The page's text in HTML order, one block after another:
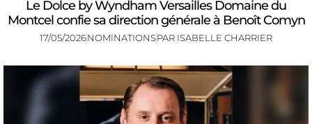
Le Dolce by Wyndham Versailles Domaine du
Montcel confie sa direction générale à Benoît Comyn
17/05/2026NOMINATIONSPAR ISABELLE CHARRIER